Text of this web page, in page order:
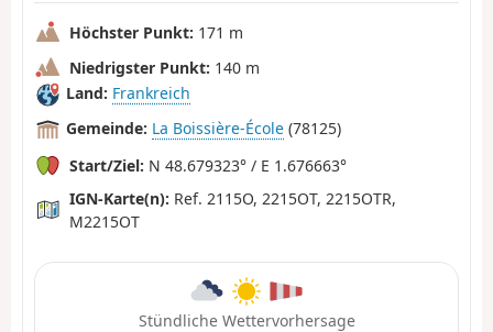
Höchster Punkt: 171 m
Niedrigster Punkt: 140 m
Land: Frankreich
Gemeinde: La Boissière-École (78125)
Start/Ziel: N 48.679323° / E 1.676663°
IGN-Karte(n): Ref. 2115O, 2215OT, 2215OTR,
M2215OT
Stündliche Wettervorhersage